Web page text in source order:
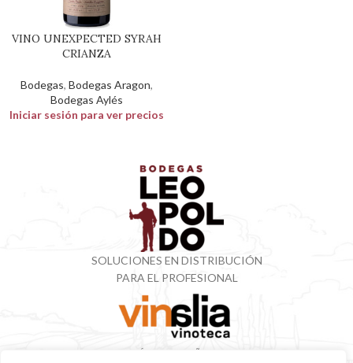
VINO UNEXPECTED SYRAH
CRIANZA
Bodegas, Bodegas Aragon,
Bodegas Aylés
Iniciar sesión para ver precios
SOLUCIONES EN DISTRIBUCIÓN
PARA EL PROFESIONAL
VINOTECA CON MÁS DE 50 AÑOS ESPECIALIZADOS